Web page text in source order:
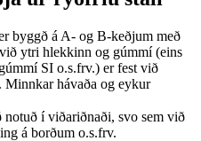
byggð á A- og B-keðjum með
ytri hlekkinn og gúmmí (eins
SI o.s.frv.) er fest við
Minnkar hávaða og eykur
í viðariðnaði, svo sem við
á borðum o.s.frv.